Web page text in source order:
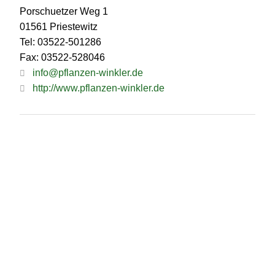
Porschuetzer Weg 1
01561 Priestewitz
Tel: 03522-501286
Fax: 03522-528046
info@pflanzen-winkler.de
http://www.pflanzen-winkler.de